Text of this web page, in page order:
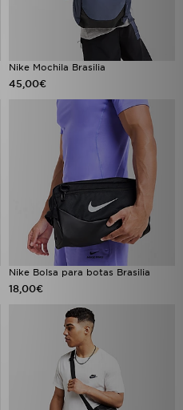
Nike Mochila Brasilia
45,00€
Nike Bolsa para botas Brasilia
18,00€